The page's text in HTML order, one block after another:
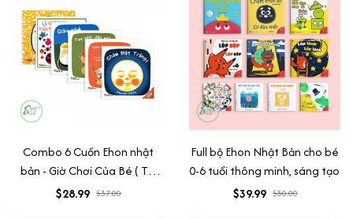
Combo 6 Cuốn Ehon nhật
bản - Giờ Chơi Của Bé ( Tái
Bản )
$28.99 $37.00
Full bộ Ehon Nhật Bản cho bé
0-6 tuổi thông minh, sáng tạo
$39.99 $50.00